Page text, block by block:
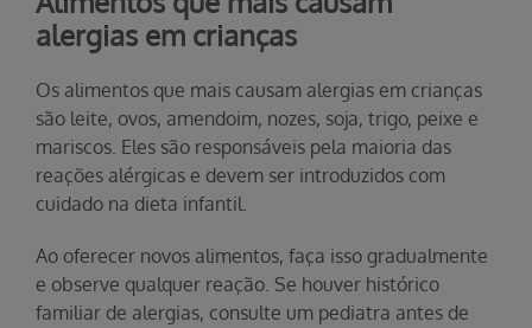
alergias em crianças
Os alimentos que mais causam alergias em crianças
são leite, ovos, amendoim, nozes, soja, trigo, peixe e
mariscos. Eles são responsáveis pela maioria das
reações alérgicas e devem ser introduzidos com
cuidado na dieta infantil.
Ao oferecer novos alimentos, faça isso gradualmente
e observe qualquer reação. Se houver histórico
familiar de alergias, consulte um pediatra antes de